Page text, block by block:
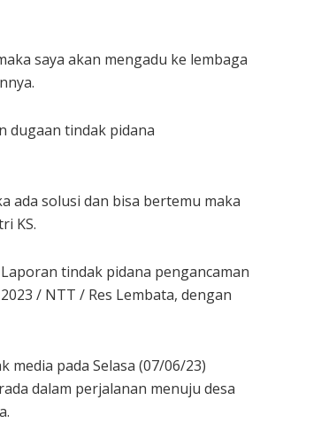
saya akan mengadu ke lembaga
dugaan tindak pidana
ada solusi dan bisa bertemu maka
KS.
tindak pidana pengancaman
/ NTT / Res Lembata, dengan
media pada Selasa (07/06/23)
dalam perjalanan menuju desa